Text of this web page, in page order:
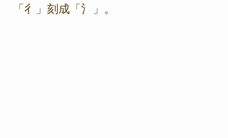
「彳」刻成「氵」。